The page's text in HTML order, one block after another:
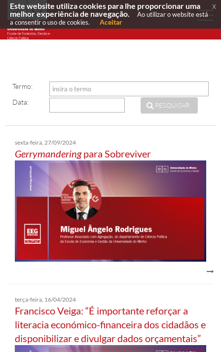
Termo:
Data:
PESQUISAR
sexta-feira, 27/09/2024
Gerrymanderingpara Sobreviver
terça-feira, 16/04/2024
Francisco Veiga: “É importante reforçar a
literacia económico-financeira dos cidadãos e
disponibilizar e divulgar dados orçamentais”
Este website utiliza cookies para lhe proporcionar uma
melhor experiência de navegação.
Ao utilizar o website está
a consentir o uso de cookies.
Aceitar
x